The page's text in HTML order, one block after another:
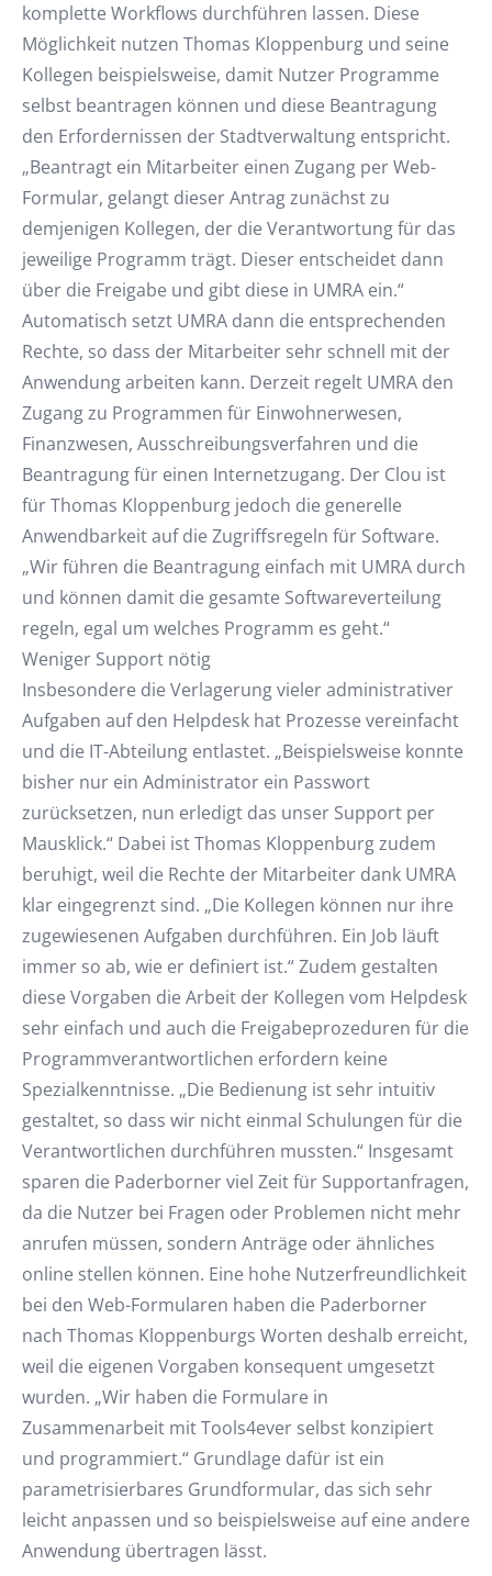
komplette Workflows durchführen lassen. Diese
Möglichkeit nutzen Thomas Kloppenburg und seine
Kollegen beispielsweise, damit Nutzer Programme
selbst beantragen können und diese Beantragung
den Erfordernissen der Stadtverwaltung entspricht.
„Beantragt ein Mitarbeiter einen Zugang per Web-
Formular, gelangt dieser Antrag zunächst zu
demjenigen Kollegen, der die Verantwortung für das
jeweilige Programm trägt. Dieser entscheidet dann
über die Freigabe und gibt diese in UMRA ein.“
Automatisch setzt UMRA dann die entsprechenden
Rechte, so dass der Mitarbeiter sehr schnell mit der
Anwendung arbeiten kann. Derzeit regelt UMRA den
Zugang zu Programmen für Einwohnerwesen,
Finanzwesen, Ausschreibungsverfahren und die
Beantragung für einen Internetzugang. Der Clou ist
für Thomas Kloppenburg jedoch die generelle
Anwendbarkeit auf die Zugriffsregeln für Software.
„Wir führen die Beantragung einfach mit UMRA durch
und können damit die gesamte Softwareverteilung
regeln, egal um welches Programm es geht.“
Weniger Support nötig
Insbesondere die Verlagerung vieler administrativer
Aufgaben auf den Helpdesk hat Prozesse vereinfacht
und die IT-Abteilung entlastet. „Beispielsweise konnte
bisher nur ein Administrator ein Passwort
zurücksetzen, nun erledigt das unser Support per
Mausklick.“ Dabei ist Thomas Kloppenburg zudem
beruhigt, weil die Rechte der Mitarbeiter dank UMRA
klar eingegrenzt sind. „Die Kollegen können nur ihre
zugewiesenen Aufgaben durchführen. Ein Job läuft
immer so ab, wie er definiert ist.“ Zudem gestalten
diese Vorgaben die Arbeit der Kollegen vom Helpdesk
sehr einfach und auch die Freigabeprozeduren für die
Programmverantwortlichen erfordern keine
Spezialkenntnisse. „Die Bedienung ist sehr intuitiv
gestaltet, so dass wir nicht einmal Schulungen für die
Verantwortlichen durchführen mussten.“ Insgesamt
sparen die Paderborner viel Zeit für Supportanfragen,
da die Nutzer bei Fragen oder Problemen nicht mehr
anrufen müssen, sondern Anträge oder ähnliches
online stellen können. Eine hohe Nutzerfreundlichkeit
bei den Web-Formularen haben die Paderborner
nach Thomas Kloppenburgs Worten deshalb erreicht,
weil die eigenen Vorgaben konsequent umgesetzt
wurden. „Wir haben die Formulare in
Zusammenarbeit mit Tools4ever selbst konzipiert
und programmiert.“ Grundlage dafür ist ein
parametrisierbares Grundformular, das sich sehr
leicht anpassen und so beispielsweise auf eine andere
Anwendung übertragen lässt.